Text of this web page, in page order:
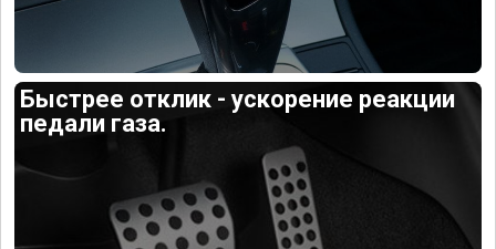
Быстрее отклик - ускорение реакции
педали газа.